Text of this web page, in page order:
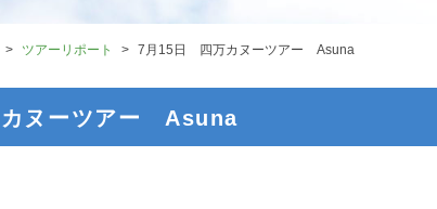
ツアーリポート 7月15日 四万カヌーツアー Asuna
ヌーツアー Asuna